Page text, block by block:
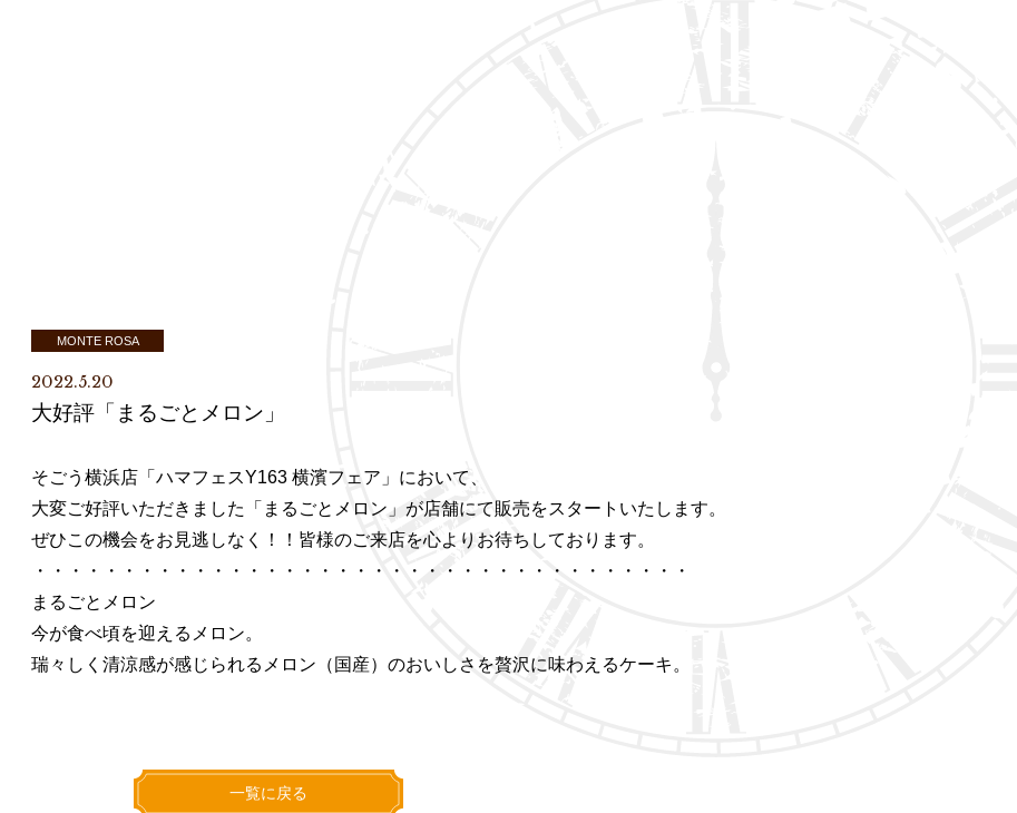
MONTE ROSA
2022.5.20
大好評「まるごとメロン」
そごう横浜店「ハマフェスY163 横濱フェア」において、
大変ご好評いただきました「まるごとメロン」が店舗にて販売をスタートいたします。
ぜひこの機会をお見逃しなく！！皆様のご来店を心よりお待ちしております。
・・・・・・・・・・・・・・・・・・・・・・・・・・・・・・・・・・・・・
まるごとメロン
今が食べ頃を迎えるメロン。
瑞々しく清涼感が感じられるメロン（国産）のおいしさを贅沢に味わえるケーキ。
一覧に戻る